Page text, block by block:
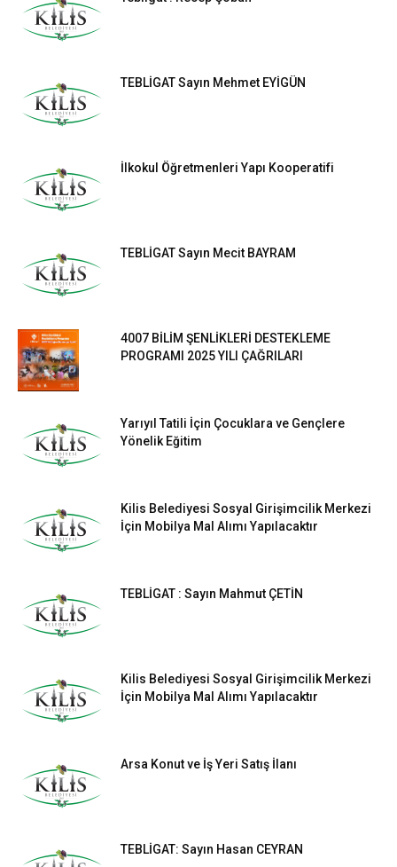
TEBLİGAT Sayın Mehmet EYİGÜN
İlkokul Öğretmenleri Yapı Kooperatifi
TEBLİGAT Sayın Mecit BAYRAM
4007 BİLİM ŞENLİKLERİ DESTEKLEME
PROGRAMI 2025 YILI ÇAĞRILARI
Yarıyıl Tatili İçin Çocuklara ve Gençlere
Yönelik Eğitim
Kilis Belediyesi Sosyal Girişimcilik Merkezi
İçin Mobilya Mal Alımı Yapılacaktır
TEBLİGAT : Sayın Mahmut ÇETİN
Kilis Belediyesi Sosyal Girişimcilik Merkezi
İçin Mobilya Mal Alımı Yapılacaktır
Arsa Konut ve İş Yeri Satış İlanı
TEBLİGAT: Sayın Hasan CEYRAN